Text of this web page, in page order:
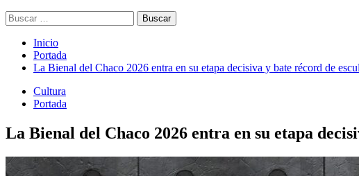
Buscar:
Inicio
Portada
La Bienal del Chaco 2026 entra en su etapa decisiva y bate récord de
Cultura
Portada
La Bienal del Chaco 2026 entra en su etapa